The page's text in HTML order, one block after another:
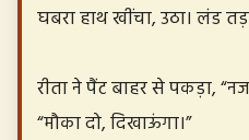
घबरा हाथ खींचा, उठा। लंड
रीता ने पैंट बाहर से पकड़ा,
“मौका दो, दिखाऊंगा।”